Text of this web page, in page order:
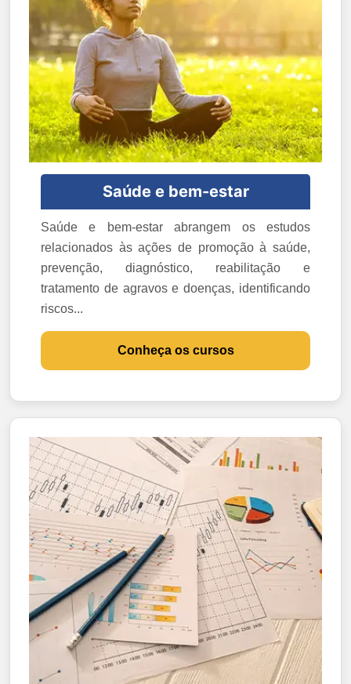
Saúde e bem-estar
Saúde e bem-estar abrangem os estudos
relacionados às ações de promoção à saúde,
prevenção, diagnóstico, reabilitação e
tratamento de agravos e doenças, identificando
riscos...
Conheça os cursos